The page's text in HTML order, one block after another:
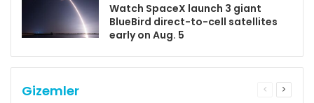
Watch SpaceX launch 3 giant
BlueBird direct-to-cell satellites
early on Aug. 5
Gizemler
ÖncekiSonraki